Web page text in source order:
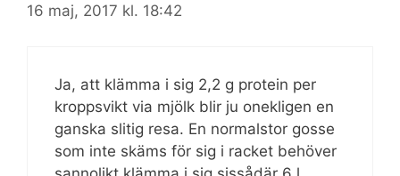
16 maj, 2017 kl. 18:42
Ja, att klämma i sig 2,2 g protein per
kroppsvikt via mjölk blir ju onekligen en
ganska slitig resa. En normalstor gosse
som inte skäms för sig i racket behöver